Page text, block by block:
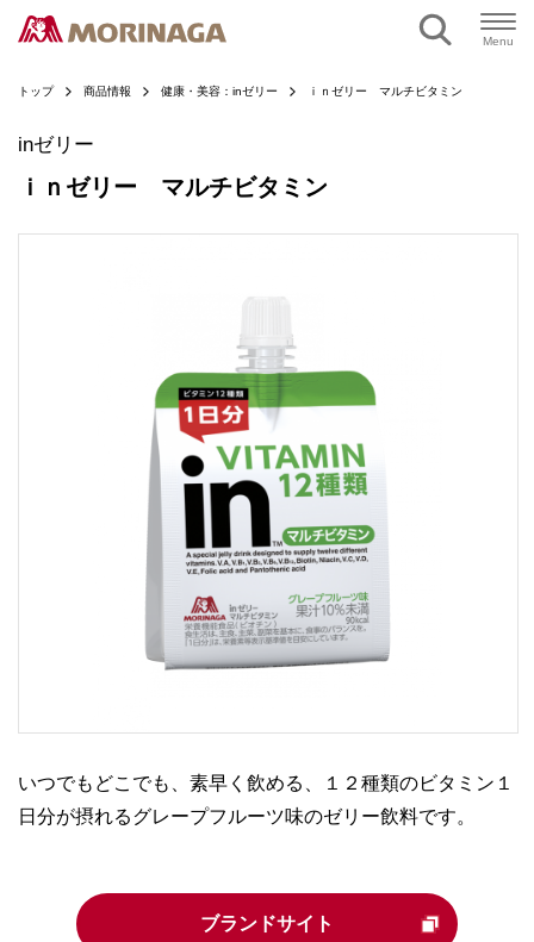
Menu
トップ 商品情報 健康・美容：inゼリー ｉｎゼリー マルチビタミン
inゼリー
ｉｎゼリー マルチビタミン
いつでもどこでも、素早く飲める、１２種類のビタミン１
日分が摂れるグレープフルーツ味のゼリー飲料です。
ブランドサイト